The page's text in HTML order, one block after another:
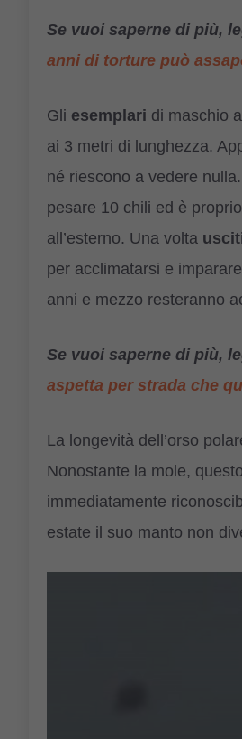
Se vuoi saperne di più,
anni di torture può
Gli esemplari di maschio
ai 3 metri di lunghezza.
né riescono a vedere
pesare 10 chili ed è
all’esterno. Una volta
per acclimatarsi e
anni e mezzo resteranno
Se vuoi saperne di più,
aspetta per strada che
La longevità dell’orso
Nonostante la mole,
immediatamente
estate il suo manto non